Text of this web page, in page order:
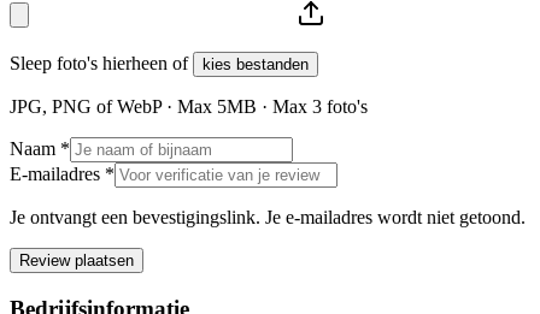
Sleep foto's hierheen of kies bestanden
JPG, PNG of WebP · Max 5MB · Max 3 foto's
Naam *
E-mailadres *
Je ontvangt een bevestigingslink. Je e-mailadres wordt niet getoond.
Review plaatsen
Bedrijfsinformatie